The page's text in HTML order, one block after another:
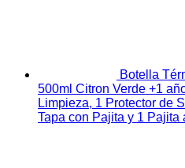
Botella
500ml Citron Verde +1
Limpieza, 1 Protector de
Tapa con Pajita y 1 Pajita